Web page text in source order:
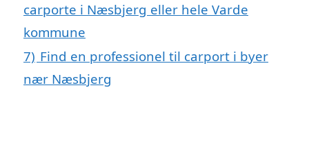
carporte i Næsbjerg eller hele Varde
kommune
7) Find en professionel til carport i byer
nær Næsbjerg